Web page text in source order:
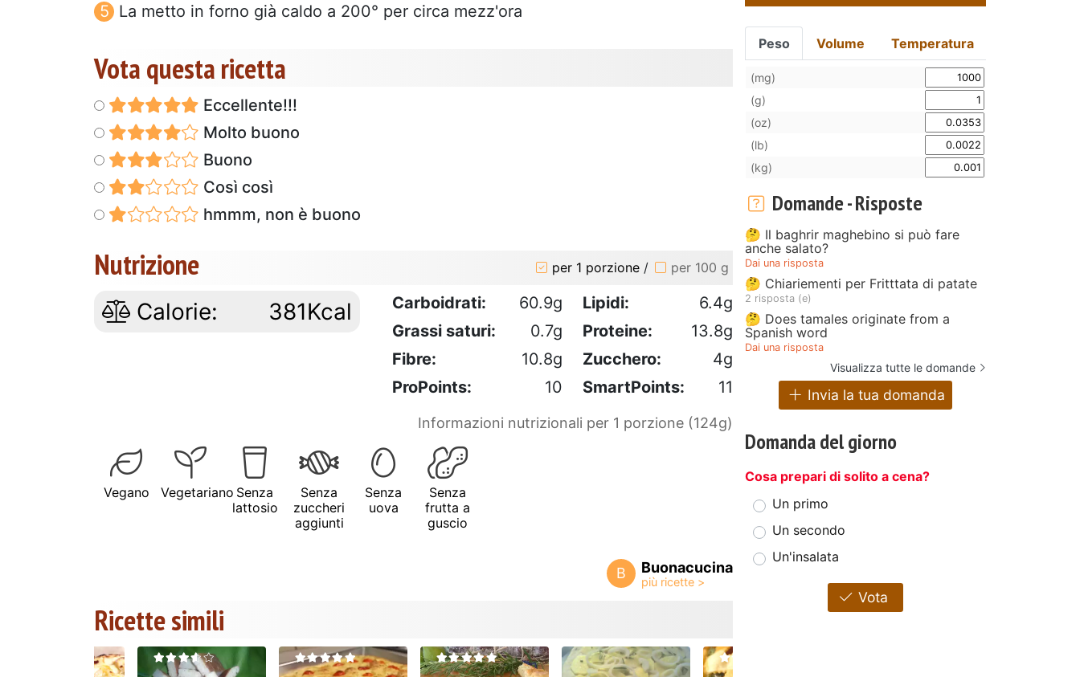
La metto in forno già caldo a 200° per circa mezz'ora
Vota questa ricetta
Eccellente!!!
Molto buono
Buono
Così così
hmmm, non è buono
Nutrizione per 1 porzione / per 100 g
Calorie: 381Kcal Carboidrati: 60.9g Lipidi:
6.4g
Grassi saturi:
0.7g Proteine:
13.8g
Fibre:
10.8g Zucchero:
4g
ProPoints:
10 SmartPoints: 11
Informazioni nutrizionali per 1 porzione (124g)
Vegano Vegetariano Senza
lattosio
Senza
zuccheri
aggiunti
Senza
uova
Senza
frutta a
guscio
B Buonacucina
Ricette simili
Peso Volume Temperatura
(mg)
(g)
(oz)
(lb)
(kg)
Domande - Risposte
🤔 Il baghrir maghebino si può fare
anche salato?
Dai una risposta
🤔 Chiariementi per Fritttata di patate
2 risposta (e)
🤔 Does tamales originate from a
Spanish word
Dai una risposta
Visualizza tutte le domande
Invia la tua domanda
Domanda del giorno
Cosa prepari di solito a cena?
Un primo
Un secondo
Un'insalata
Vota